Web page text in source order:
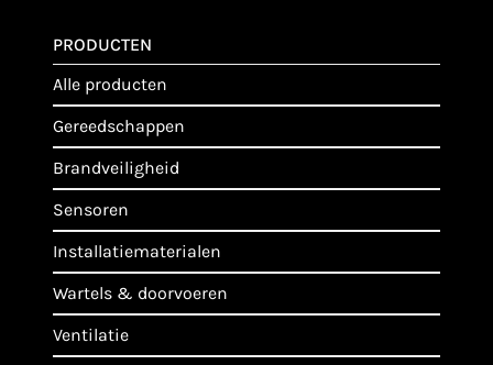
PRODUCTEN
alle producten
gereedschappen
brandveiligheid
sensoren
installatiematerialen
wartels & doorvoeren
ventilatie